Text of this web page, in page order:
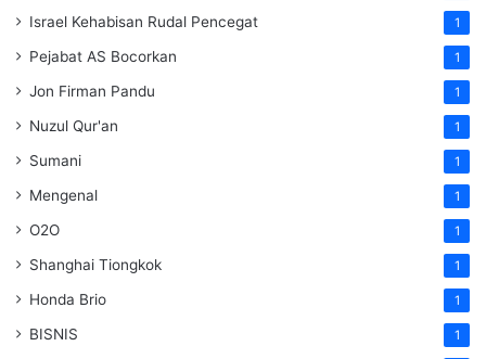
Israel Kehabisan Rudal Pencegat 1
Pejabat AS Bocorkan 1
Jon Firman Pandu 1
Nuzul Qur'an 1
Sumani 1
Mengenal 1
O2O 1
Shanghai Tiongkok 1
Honda Brio 1
BISNIS 1